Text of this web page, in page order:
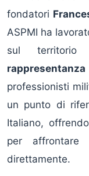
fondatori
ASPMI ha
sul territorio
professionisti
un punto di
Italiano,
per affrontare
direttamente.